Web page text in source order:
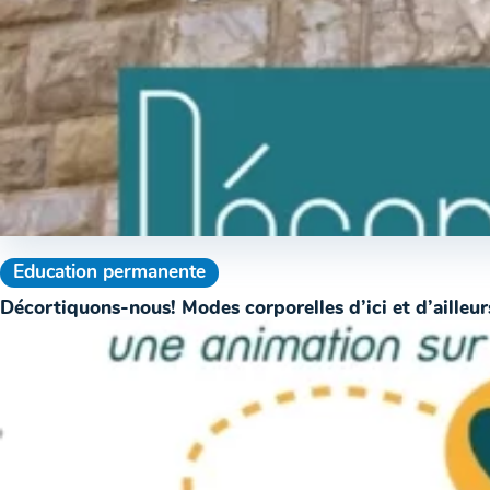
Education permanente
Décortiquons-nous! Modes corporelles d’ici et